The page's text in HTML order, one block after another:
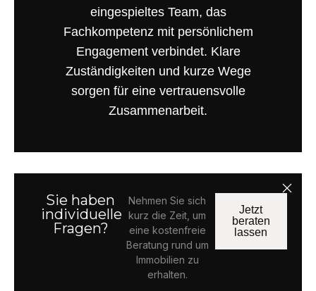
eingespieltes Team, das
Fachkompetenz mit persönlichem
Engagement verbindet. Klare
Zuständigkeiten und kurze Wege
sorgen für eine vertrauensvolle
Zusammenarbeit.
Sie haben
individuelle
Fragen?
Nehmen Sie sich
kurz die Zeit, um
eine kostenfreie
Beratung rund um
Immobilien zu
erhalten.
Jetzt
beraten
lassen